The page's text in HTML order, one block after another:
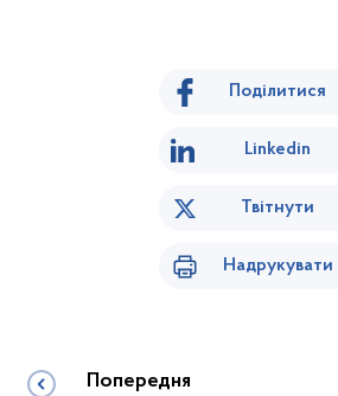
Поділитися
Linkedin
Твітнути
Надрукувати
Попередня